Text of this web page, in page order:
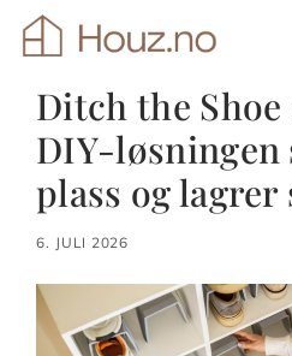
Hopp
Ditch the
DIY-løsningen
plass og lagrer
6. JULI 2026